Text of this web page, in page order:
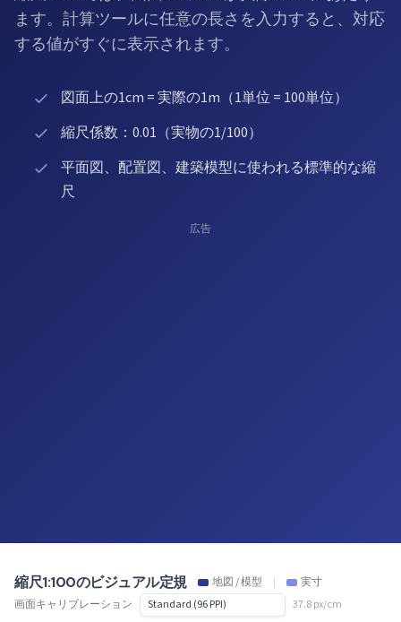
ます。計算ツールに任意の長さを入力すると、対応
する値がすぐに表示されます。
図面上の1cm = 実際の1m（1単位 = 100単位）
縮尺係数：0.01（実物の1/100）
平面図、配置図、建築模型に使われる標準的な縮
尺
広告
縮尺1:100のビジュアル定規 地図 / 模型 |
実寸
画面キャリブレーション
37.8 px/cm